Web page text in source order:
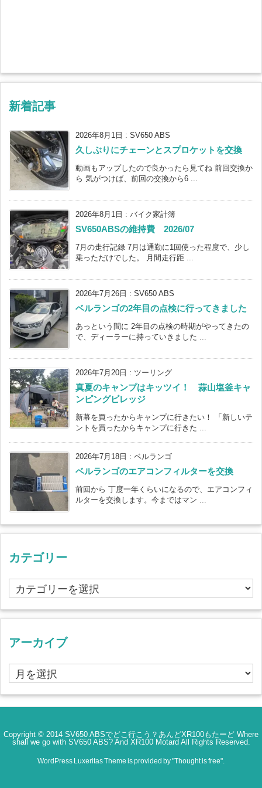
新着記事
2026年8月1日 : SV650 ABS
久しぶりにチェーンとスプロケットを交換
動画もアップしたので良かったら見てね 前回交換か
ら 気がつけば、前回の交換から6 ...
2026年8月1日 : バイク家計簿
SV650ABSの維持費 2026/07
7月の走行記録 7月は通勤に1回使った程度で、少し
乗っただけでした。 月間走行距 ...
2026年7月26日 : SV650 ABS
ベルランゴの2年目の点検に行ってきました
あっという間に 2年目の点検の時期がやってきたの
で、ディーラーに持っていきました ...
2026年7月20日 : ツーリング
真夏のキャンプはキッツイ！ 蒜山塩釜キャ
ンピングビレッジ
新幕を買ったからキャンプに行きたい！ 「新しいテ
ントを買ったからキャンプに行きた ...
2026年7月18日 : ベルランゴ
ベルランゴのエアコンフィルターを交換
前回から 丁度一年くらいになるので、エアコンフィ
ルターを交換します。今まではマン ...
カテゴリー
カ
テ
ゴ
ー
アーカイブ
ア
ー
カ
Copyright © 2014 SV650 ABSでどこ行こう？あんどXR100もたーど Where
shall we go with SV650 ABS? And XR100 Motard All Rights Reserved.
WordPress Luxeritas Theme is provided by "Thought is free".